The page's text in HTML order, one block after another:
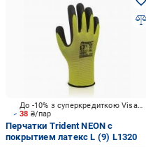
38 ₴/пар
До -10% з суперкредиткою Visa Вигода
Перчатки Trident NEON с
покрытием латекс L (9) L1320